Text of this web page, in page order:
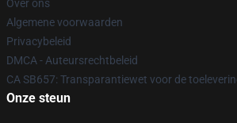
Over ons
Algemene voorwaarden
Privacybeleid
DMCA - Auteursrechtbeleid
CA SB657: Transparantiewet voor de
Onze steun